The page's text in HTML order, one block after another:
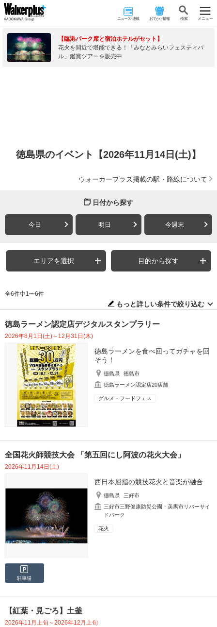
ニュース･連載 おでかけ情報 検 索 メニュー
【臨港パーク席と宿泊ホテルがセット】
花火を間近で堪能できる！「みなとみらいフェスティバ
ル」鑑賞ツアーを販売中
徳島県のイベント【2026年11月14日(土)】
ウォーカープラス掲載の駅・路線について
日付から探す
今日 明日 今週末
エリアを選択 目的から探す
全6件中1〜6件
もっと詳しい条件で絞り込む
徳島ラーメン認定店デジタルスタンプラリー
2026年8月1日(土)～12月31日(木)
徳島ラーメンを食べ回ってガチャを回
そう！
徳島県
徳島市
徳島ラーメン認定店20店舗
グルメ・フードフェス
全国花火師競技大会 「第五回にし阿波の花火大会」
2026年11月14日(土)
西日本屈指の競技花火と音楽が融合
徳島県
三好市
三好市三野健康防災公園・美馬市リバーサイ
ドパーク
花火
駐車場
【紅葉・見ごろ】土釜
2026年11月上旬～2026年12月上旬